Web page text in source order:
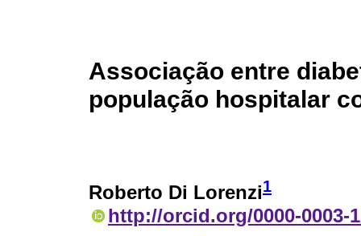
Associação entre
população hospitalar
Roberto Di Lorenzi1
http://orcid.org/0000-0003-